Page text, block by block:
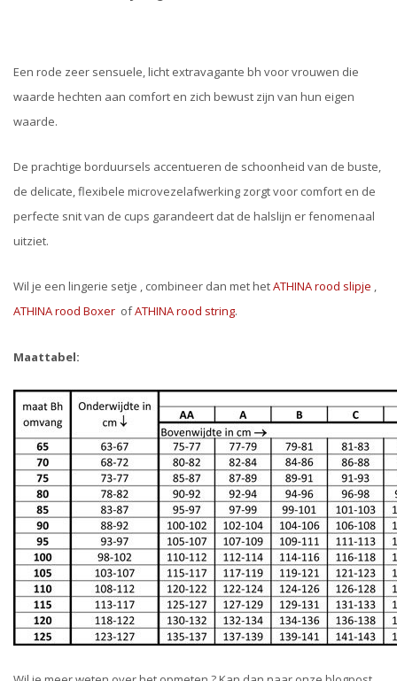
Een rode zeer sensuele, licht extravagante bh voor vrouwen die
waarde hechten aan comfort en zich bewust zijn van hun eigen
waarde.
De prachtige borduursels accentueren de schoonheid van de buste,
de delicate, flexibele microvezelafwerking zorgt voor comfort en de
perfecte snit van de cups garandeert dat de halslijn er fenomenaal
uitziet.
Wil je een lingerie setje , combineer dan met hetATHINA rood slipje ,
ATHINA rood Boxer ofATHINA rood string.
Maattabel: